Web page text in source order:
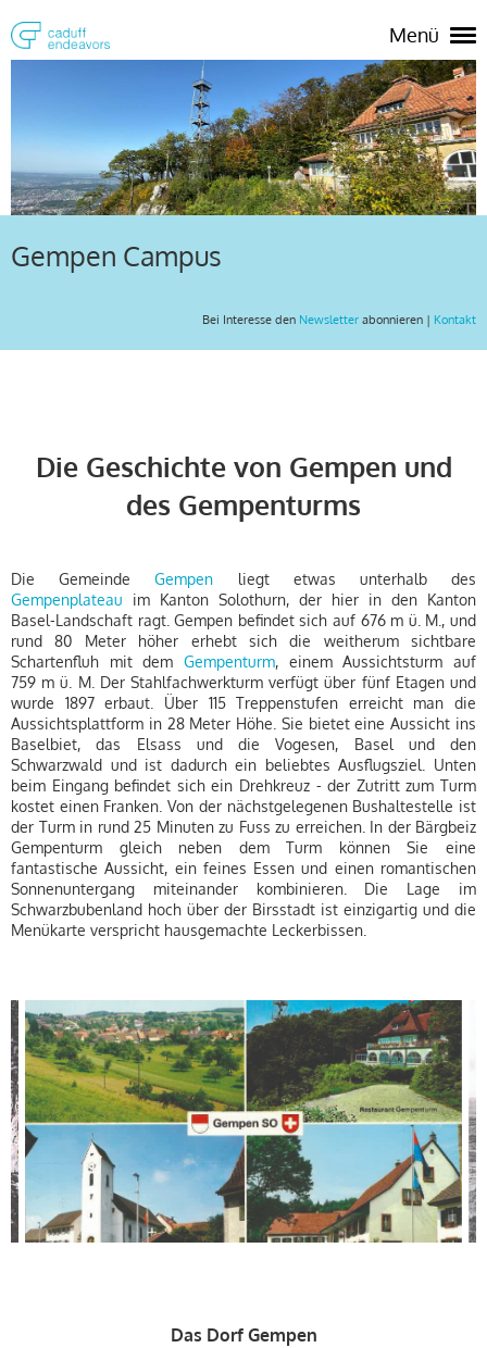
Menü
Gempen Campus
Bei Interesse den Newsletter abonnieren | Kontakt
Die Geschichte von Gempen und
des Gempenturms
Die GemeindeGempen liegt etwas unterhalb des
Gempenplateau im Kanton Solothurn, der hier in den Kanton
Basel-Landschaft ragt. Gempen befindet sich auf 676 m ü. M., und
rund 80 Meter höher erhebt sich die weitherum sichtbare
Schartenfluh mit dem Gempenturm, einem Aussichtsturm auf
759 m ü. M. Der Stahlfachwerkturm verfügt über fünf Etagen und
wurde 1897 erbaut. Über 115 Treppenstufen erreicht man die
Aussichtsplattform in 28 Meter Höhe. Sie bietet eine Aussicht ins
Baselbiet, das Elsass und die Vogesen, Basel und den
Schwarzwald und ist dadurch ein beliebtes Ausflugsziel. Unten
beim Eingang befindet sich ein Drehkreuz - der Zutritt zum Turm
kostet einen Franken. Von der nächstgelegenen Bushaltestelle ist
der Turm in rund 25 Minuten zu Fuss zu erreichen. In der Bärgbeiz
Gempenturm gleich neben dem Turm können Sie eine
fantastische Aussicht, ein feines Essen und einen romantischen
Sonnenuntergang miteinander kombinieren. Die Lage im
Schwarzbubenland hoch über der Birsstadt ist einzigartig und die
Menükarte verspricht haus­gemachte Leckerbissen.
Das Dorf Gempen